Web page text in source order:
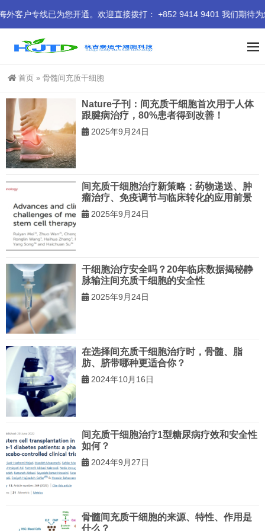
客户专线已为您开通。欢迎直接拨打： +852 9414 9401 我们期待为
首页 » 骨髓间充质干细胞
Nature子刊：间充质干细胞首次用于人体
跟腱病治疗，80%患者得到改善！
2025年9月24日
间充质干细胞治疗新策略：药物递送、肿
瘤治疗、免疫调节与临床转化的应用前景
2025年9月24日
干细胞治疗安全吗？20年临床数据揭秘静
脉输注间充质干细胞的安全性
2025年9月24日
在选择间充质干细胞治疗时，骨髓、脂
肪、脐带哪种更适合你？
2024年10月16日
间充质干细胞治疗1型糖尿病疗效和安全性
如何？
2024年9月27日
骨髓间充质干细胞的来源、特性、作用是
什么？